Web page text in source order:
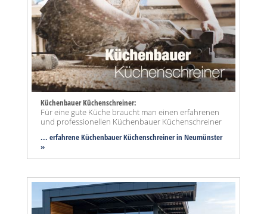
Küchenbauer Küchenschreiner:
Für eine gute Küche braucht man einen erfahrenen
und professionellen Küchenbauer Küchenschreiner
... erfahrene Küchenbauer Küchenschreiner in Neumünster
»